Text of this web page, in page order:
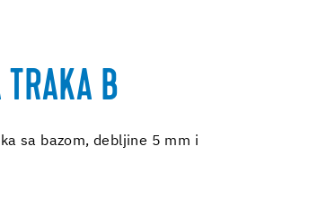
B
sa bazom, debljine 5 mm i